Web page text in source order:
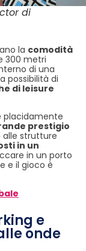
di
la comodità
300 metri
di una
possibilità di
di leisure
placidamente
prestigio
alle strutture
in un
in un porto
e il gioco è
e
onde